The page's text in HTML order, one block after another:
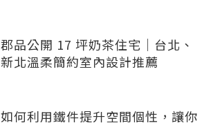
郡品公開 17 坪奶茶住宅｜台北、
新北溫柔簡約室內設計推薦
如何利用鐵件提升空間個性，讓你